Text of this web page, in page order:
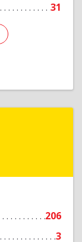
31
206
3
Ленина пр-